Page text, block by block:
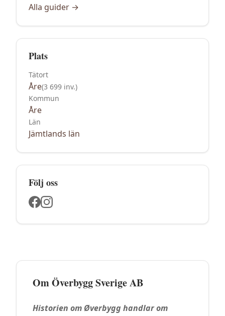
OmÖverbygg Sverige AB
Historien om Øverbygg handlar om
Alla guider →
Plats
Tätort
Åre(3 699 inv.)
Kommun
Åre
Län
Jämtlands län
Följ oss